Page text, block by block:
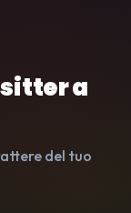
a
del tuo